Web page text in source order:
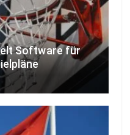
Software für